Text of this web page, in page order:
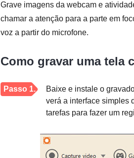
Grave imagens da webcam e
chamar a atenção para a parte em
voz a partir do microfone.
Como gravar uma tela
Passo 1.
Baixe e instale o
verá a interface simples
tarefas para fazer um